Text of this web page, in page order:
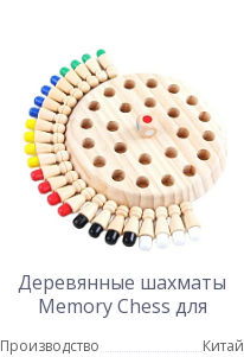
Деревянные шахматы
Memory Chess для
Производство
Китай